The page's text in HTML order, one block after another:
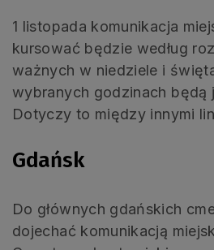
1 listopada komunikacja
kursować będzie według
ważnych w niedziele i
wybranych godzinach będą
Dotyczy to między innymi
Gdańsk
Do głównych gdańskich
dojechać komunikacją